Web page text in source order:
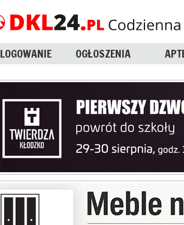
LOGOWANIE OGŁOSZENIA